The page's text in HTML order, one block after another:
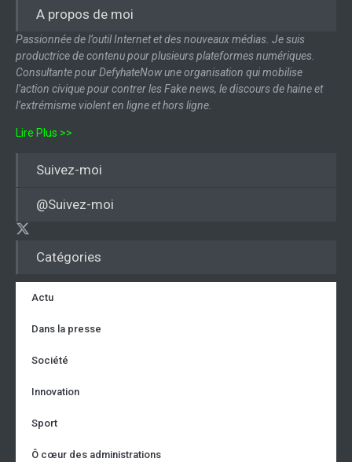
Catégories
Actu
Dans la presse
Société
Innovation
Sport
Ô cœur des administrations
A propos de moi
Passionnée de l’outil Internet et des nouveaux médias. Je suis
productrice de contenu pour plusieurs plateformes numériques.
Consultante pour DefyhateNow une organisation qui mobilise
l’action civique pour contrer les Fake news, le discours de haine et
l’extrémisme violent en ligne et hors ligne.
Lire Plus >>
Suivez-moi
@Suivez-moi